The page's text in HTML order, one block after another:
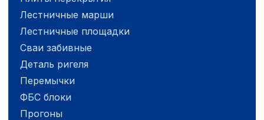
Лестничные марши
Лестничные площадки
Сваи забивные
Деталь ригеля
Перемычки
ФБС блоки
Прогоны